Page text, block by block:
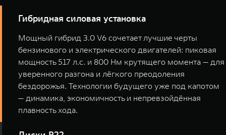
Гибридная силовая установка
Мощный гибрид 3.0 V6 сочетает лучшие черты
бензинового и электрического двигателей: пиковая
мощность 517 л.с. и 800 Нм крутящего момента — для
уверенного разгона и лёгкого преодоления
бездорожья. Технологии будущего уже под капотом
— динамика, экономичность и непревзойдённая
плавность хода.